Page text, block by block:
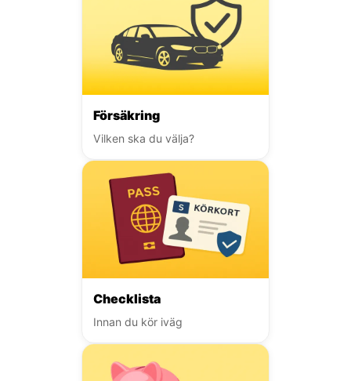
Försäkring
Vilken ska du välja?
Checklista
Innan du kör iväg